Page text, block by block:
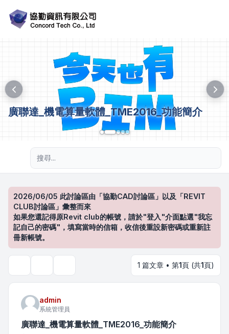
廣聯達_機電算量軟體_TME2016_功能簡介
2026/06/05 此討論區由「協勤CAD討論區」以及「REVIT
CLUB討論區」彙整而來
如果您還記得原Revit club的帳號，請於"登入"介面點選"我忘
記自己的密碼"，填寫當時的信箱，收信後重設新密碼或重新註
冊新帳號。
1 篇文章 • 第1頁 (共1頁)
admin
系統管理員
廣聯達_機電算量軟體_TME2016_功能簡介